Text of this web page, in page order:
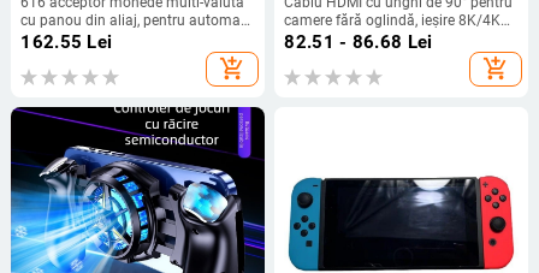
cu panou din aliaj, pentru automate
de apă; suportă 9 valute, interfață
162.55 Lei
add_shopping_cart
camere fără oglindă, ieșire 8K/4K60
către monitor și card de captură
82.51 - 86.68 Lei
add_shopping_cart